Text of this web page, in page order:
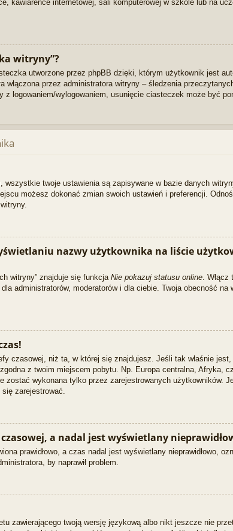
kawiarence internetowej, sali komputerowej w szkole lub na
witryny”?
utworzone przez phpBB dzięki, którym użytkownik jest
włączona przez administratora witryny – śledzenia
z logowaniem/wylogowaniem, usunięcie ciasteczek może być
twoje ustawienia są zapisywane w bazie danych
możesz dokonać zmian swoich ustawień i preferencji.
nazwy użytkownika na liście
witryny” znajduje się funkcja Nie pokazuj statusu online .
administratorów, moderatorów i dla ciebie. Twoja obecność
czasowej, niż ta, w której się znajdujesz. Jeśli tak właśnie
z twoim miejscem pobytu. Np. Europa centralna, Afryka,
wykonana tylko przez zarejestrowanych użytkowników.
zarejestrować.
a nadal jest wyświetlany
prawidłowo, a czas nadal jest wyświetlany nieprawidłowo,
by naprawił problem.
zawierającego twoją wersję językową albo nikt jeszcze nie